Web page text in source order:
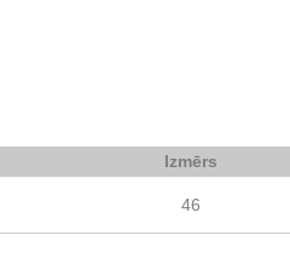
Izmērs
46